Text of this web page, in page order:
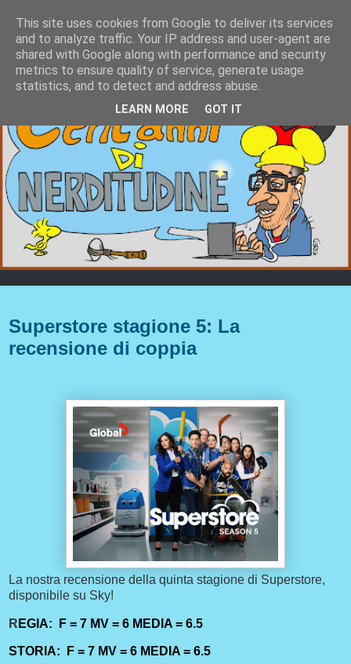
Superstore stagione 5: La
recensione di coppia
La nostra recensione della quinta stagione di Superstore,
disponibile su Sky!
R EGIA: F = 7 MV = 6 MEDIA = 6.5
STORIA: F = 7 MV = 6 MEDIA = 6.5
This site uses cookies from Google to deliver its services
and to analyze traffic. Your IP address and user-agent are
shared with Google along with performance and security
metrics to ensure quality of service, generate usage
statistics, and to detect and address abuse.
LEARN MORE GOT IT